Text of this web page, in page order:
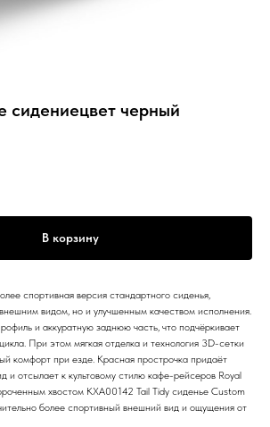
сидениецвет черный
В корзину
спортивная версия стандартного сиденья,
видом, но и улучшенным качеством исполнения.
и аккуратную заднюю часть, что подчёркивает
При этом мягкая отделка и технология 3D-сетки
комфорт при езде. Красная прострочка придаёт
и отсылает к культовому стилю кафе-рейсеров Royal
хвостом KXA00142 Tail Tidy сиденье Custom
более спортивный внешний вид и ощущения от